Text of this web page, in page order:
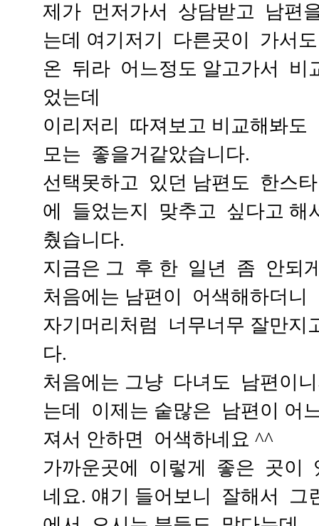
제가 먼저가서 상담받고 남편
는데 여기저기 다른곳이 가서
온 뒤라 어느정도 알고가서 비
었는데
이리저리 따져보고 비교해봐도
모는 좋을거같았습니다.
선택못하고 있던 남편도 한스
에 들었는지 맞추고 싶다고 해
췄습니다.
지금은 그 후 한 일년 좀 안되
처음에는 남편이 어색해하더
자기머리처럼 너무너무 잘만지
다.
처음에는 그냥 다녀도 남편이
는데 이제는 숱많은 남편이 어
져서 안하면 어색하네요 ^^
가까운곳에 이렇게 좋은 곳이
네요. 얘기 들어보니 잘해서 그